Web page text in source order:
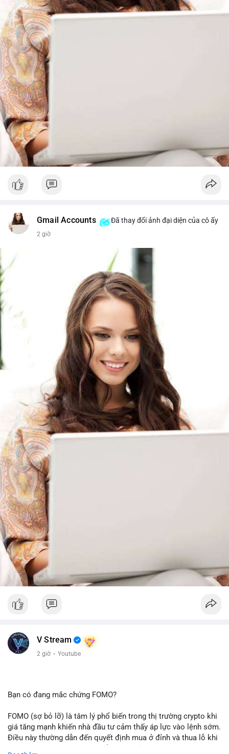
Gmail Accounts Đã thay đổi ảnh đại diện của cô ấy
2 giờ
V Stream
2 giờ · Youtube
Bạn có đang mắc chứng FOMO?
FOMO (sợ bỏ lỡ) là tâm lý phổ biến trong thị trường crypto khi
giá tăng mạnh khiến nhà đầu tư cảm thấy áp lực vào lệnh sớm.
Điều này thường dẫn đến quyết định mua ở đỉnh và thua lỗ khi